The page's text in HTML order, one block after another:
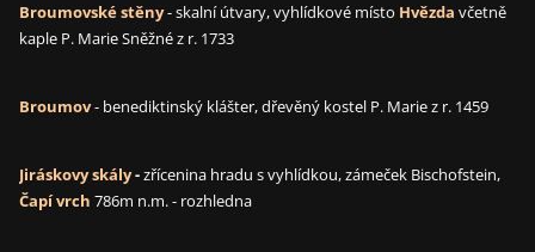
Broumovské stěny- skalní útvary, vyhlídkové místo Hvězda včetně
kaple P. Marie Sněžné z r. 1733
Broumov- benediktinský klášter, dřevěný kostel P. Marie z r. 1459
Jiráskovy skály-zřícenina hradu s vyhlídkou, zámeček Bischofstein,
Čapí vrch 786m n.m. - rozhledna